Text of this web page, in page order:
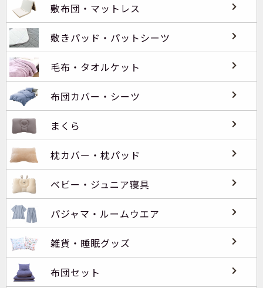
敷布団・マットレス
敷きパッド・パットシーツ
毛布・タオルケット
布団カバー・シーツ
まくら
枕カバー・枕パッド
ベビー・ジュニア寝具
パジャマ・ルームウエア
雑貨・睡眠グッズ
布団セット